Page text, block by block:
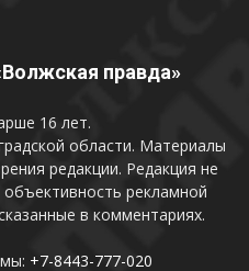
правда»
16 лет.
области. Материалы
редакции. Редакция не
рекламной
в комментариях.
+7-8443-777-020